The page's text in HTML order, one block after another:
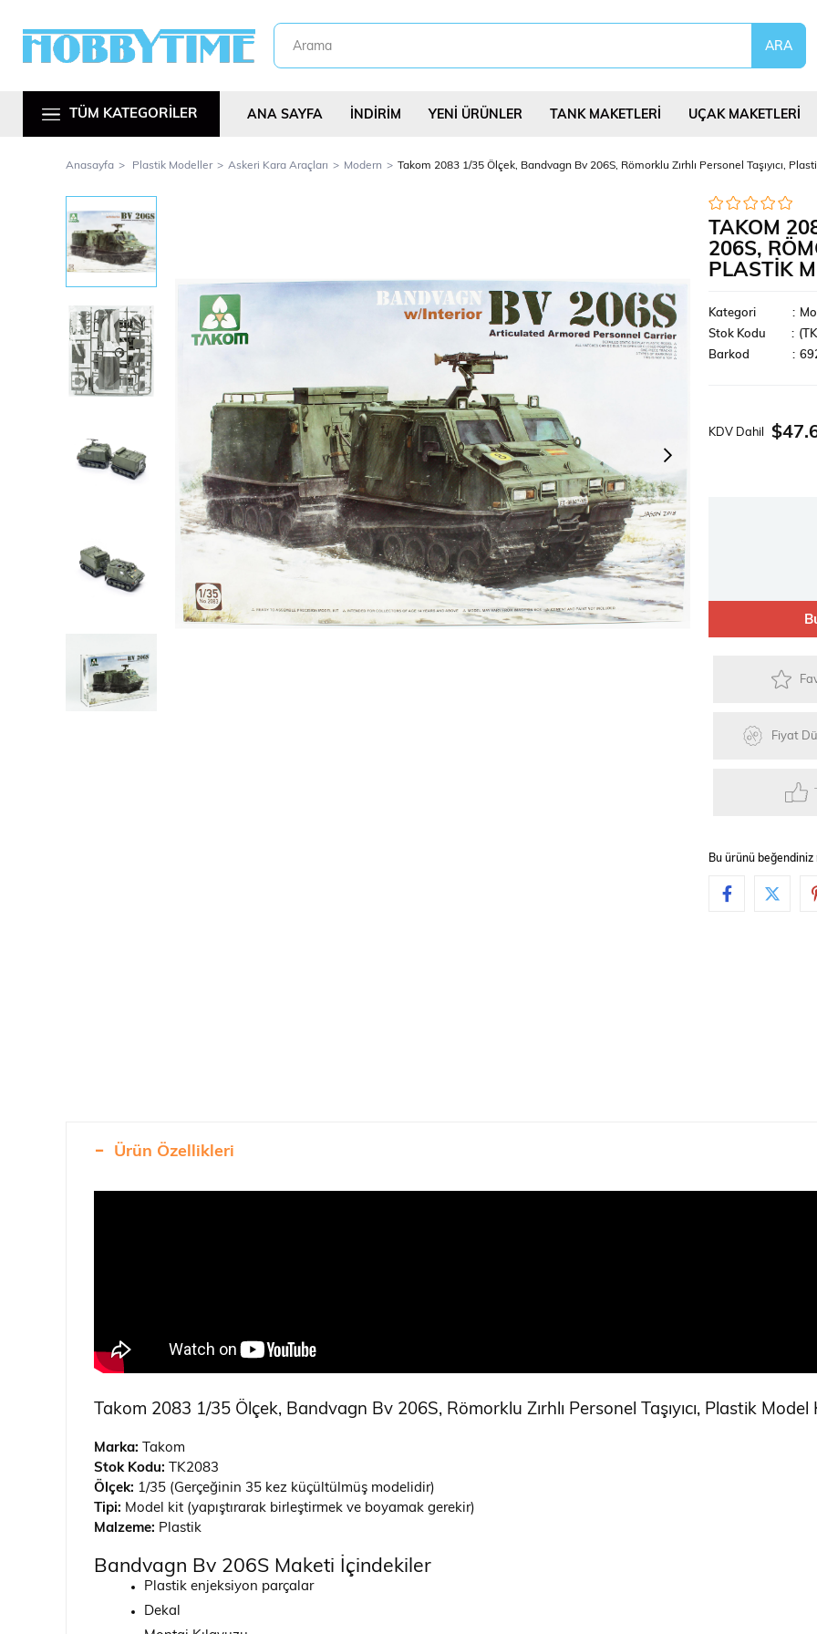
TÜM KATEGORİLER
Metal Araç Kitleri Uçurtmalar Bilim Deney
Robotlar Güneş Enerjili Kitler Faller Basic
Plastik Maketler Oyuncaklar Hediyelik Eşyalar
ANA SAYFA İNDİRİM YENİ ÜRÜNLER TANK MAKETLERİ UÇAK MAKETLERİ
Anasayfa Plastik Modeller Askeri Kara Araçları Modern Takom 2083 1/35 Ölçek, Bandvagn Bv 206S, Römorklu Zırhlı Personel Taşıyıcı,
TAKOM
206S,
PLASTIK
Kategori :
Stok Kodu
Barkod
:
KDV Dahil
Fiyat
Bu ürünü beğendiniz
Ürün Özellikleri
Takom 2083 1/35 Ölçek, Bandvagn Bv 206S, Römorklu Zırhlı Personel Taşıyıcı, Plastik Model
Marka: Takom
Stok Kodu: TK2083
Ölçek: 1/35 (Gerçeğinin 35 kez küçültülmüş modelidir)
Tipi: Model kit (yapıştırarak birleştirmek ve boyamak gerekir)
Malzeme: Plastik
Bandvagn Bv 206S Maketi İçindekiler
Plastik enjeksiyon parçalar
Dekal